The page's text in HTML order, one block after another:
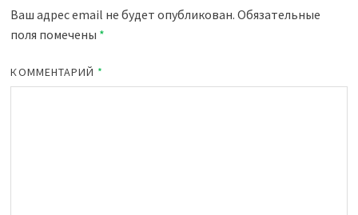
Ваш адрес email не будет опубликован. Обязательные
поля помечены *
КОММЕНТАРИЙ *